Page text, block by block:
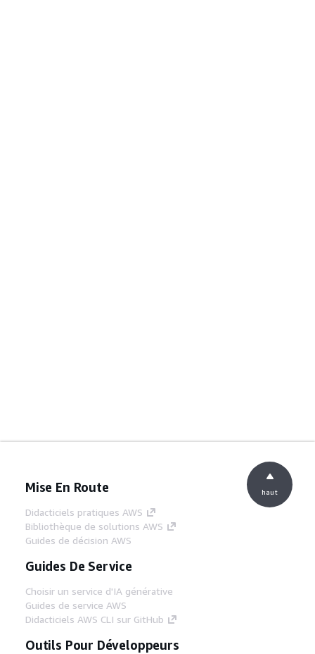
Mise En Route
Didacticiels pratiques AWS
Bibliothèque de solutions AWS
Guides de décision AWS
Guides De Service
Choisir un service d'IA générative
Guides de service AWS
Didacticiels AWS CLI sur GitHub
Outils Pour Développeurs
haut